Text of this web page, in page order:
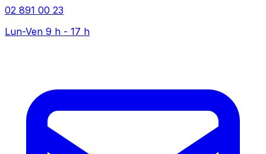
02 891 00 23
Lun-Ven 9 h - 17 h